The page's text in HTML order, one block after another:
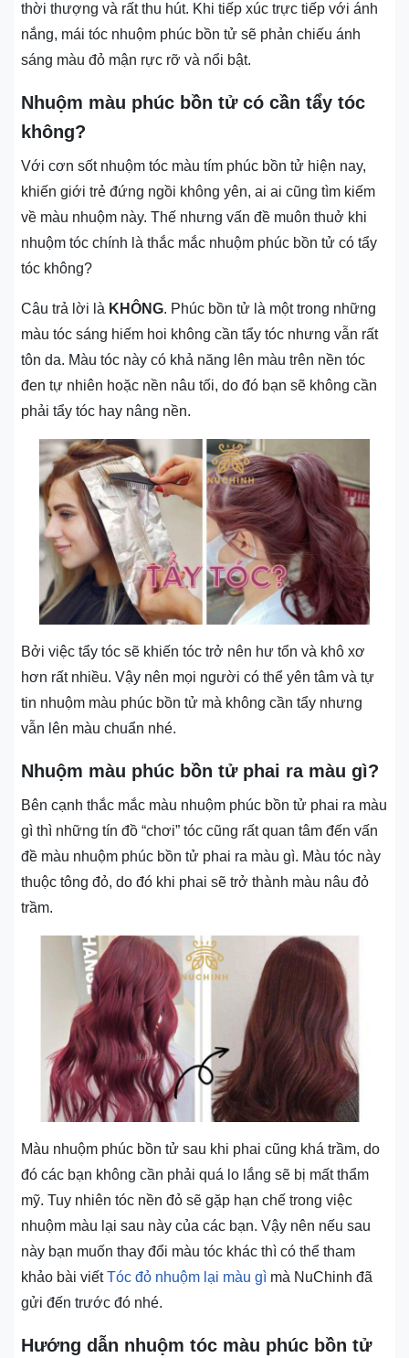
thời thượng và rất thu hút. Khi tiếp xúc trực tiếp với ánh
nắng, mái tóc nhuộm phúc bồn tử sẽ phản chiếu ánh
sáng màu đỏ mận rực rỡ và nổi bật.
Nhuộm màu phúc bồn tử có cần tẩy tóc
không?
Với cơn sốt nhuộm tóc màu tím phúc bồn tử hiện nay,
khiến giới trẻ đứng ngồi không yên, ai ai cũng tìm kiếm
về màu nhuộm này. Thế nhưng vấn đề muôn thuở khi
nhuộm tóc chính là thắc mắc nhuộm phúc bồn tử có tẩy
tóc không?
Câu trả lời là KHÔNG. Phúc bồn tử là một trong những
màu tóc sáng hiếm hoi không cần tẩy tóc nhưng vẫn rất
tôn da. Màu tóc này có khả năng lên màu trên nền tóc
đen tự nhiên hoặc nền nâu tối, do đó bạn sẽ không cần
phải tẩy tóc hay nâng nền.
Bởi việc tẩy tóc sẽ khiến tóc trở nên hư tổn và khô xơ
hơn rất nhiều. Vậy nên mọi người có thể yên tâm và tự
tin nhuộm màu phúc bồn tử mà không cần tẩy nhưng
vẫn lên màu chuẩn nhé.
Nhuộm màu phúc bồn tử phai ra màu gì?
Bên cạnh thắc mắc màu nhuộm phúc bồn tử phai ra màu
gì thì những tín đồ “chơi” tóc cũng rất quan tâm đến vấn
đề màu nhuộm phúc bồn tử phai ra màu gì. Màu tóc này
thuộc tông đỏ, do đó khi phai sẽ trở thành màu nâu đỏ
trầm.
Màu nhuộm phúc bồn tử sau khi phai cũng khá trầm, do
đó các bạn không cần phải quá lo lắng sẽ bị mất thẩm
mỹ. Tuy nhiên tóc nền đỏ sẽ gặp hạn chế trong việc
nhuộm màu lại sau này của các bạn. Vậy nên nếu sau
này bạn muốn thay đổi màu tóc khác thì có thể tham
khảo bài viếtTóc đỏ nhuộm lại màu gì mà NuChinh đã
gửi đến trước đó nhé.
Hướng dẫn nhuộm tóc màu phúc bồn tử